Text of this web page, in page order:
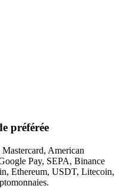
préférée
American
Pay, SEPA, Binance
Ethereum, USDT, Litecoin,